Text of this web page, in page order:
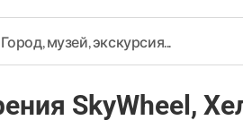
SkyWheel,